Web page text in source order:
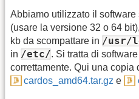
Abbiamo utilizzato il
(usare la versione 32 o 64
kb da scompattare in /usr/
in /etc/. Si tratta di
correttamente. Qui una copia
cardos_amd64.tar.gz e